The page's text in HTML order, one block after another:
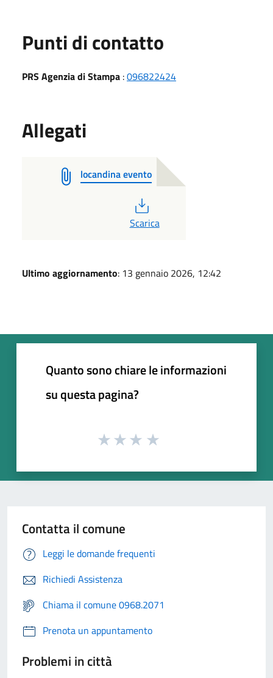
Punti di contatto
PRS Agenzia di Stampa :096822424
Allegati
locandina evento
Scarica
Ultimo aggiornamento: 13 gennaio 2026, 12:42
Quanto sono chiare le informazioni
su questa pagina?
Contatta il comune
Leggi le domande frequenti
Richiedi Assistenza
Chiama il comune 0968.2071
Prenota un appuntamento
Problemi in città